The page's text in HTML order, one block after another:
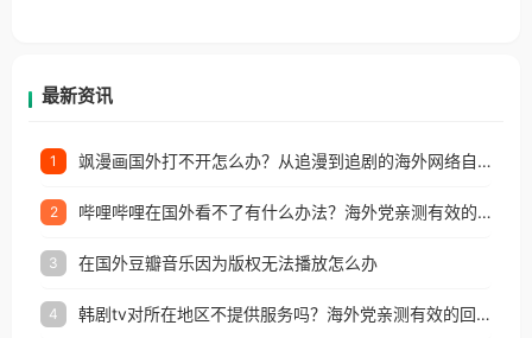
最新资讯
1 飒漫画国外打不开怎么办？从追漫到追剧的海外网络自由之路
2 哔哩哔哩在国外看不了有什么办法？海外党亲测有效的回国加速解决方案
3 在国外豆瓣音乐因为版权无法播放怎么办
4 韩剧tv对所在地区不提供服务吗？海外党亲测有效的回国加速解决方案